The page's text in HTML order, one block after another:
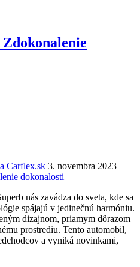
Zdokonalenie
Carflex.sk 3. novembra 2023
nás zavádza do sveta, kde sa
spájajú v jedinečnú harmóniu.
dizajnom, priamym dôrazom
prostrediu. Tento automobil,
a vyniká novinkami,